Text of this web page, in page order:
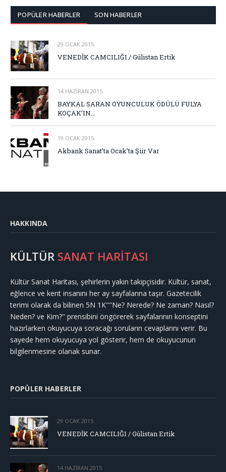
POPÜLER HABERLER SON HABERLER
29 OCAK 2015
VENEDİK CAMCILIĞI / Gülistan Ertik
14 HAZIRAN 2015
BAYKAL SARAN OYUNCULUK ÖDÜLÜ FULYA
KOÇAK’IN…
19 OCAK 2015
Akbank Sanat’ta Ocak’ta Şiir Var
HAKKINDA
KÜLTÜR SANAT HARİTASI
Kültür Sanat Haritası, şehirlerin yakın takipçisidir. Kültür, sanat,
eğlence ve kent insanını her ay sayfalarına taşır. Gazetecilik
terimi olarak da bilinen 5N 1K""Ne? Nerede? Ne zaman? Nasıl?
Neden? ve Kim?" prensibini öngörerek sayfalarının konseptini
hazırlarken okuyucuya soracağı soruların cevaplarını verir. Bu
sayede hem okuyucuya yol gösterir, hem de okuyucunun
bilgilenmesine olanak sunar.
POPÜLER HABERLER
29 OCAK 2015
VENEDİK CAMCILIĞI / Gülistan Ertik
14 HAZIRAN 2015